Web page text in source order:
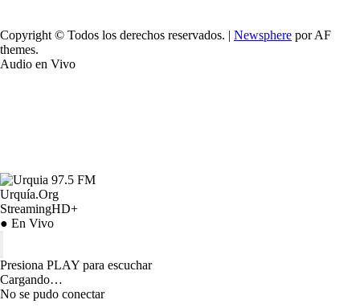
Copyright © Todos los derechos reservados. | Newsphere por AF
themes.
Audio en Vivo
Urquía.Org
StreamingHD+
● En Vivo
Presiona PLAY para escuchar
Cargando…
No se pudo conectar